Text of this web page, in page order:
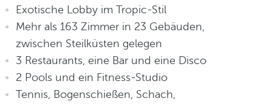
Exotische Lobby im Tropic-Stil
Mehr als 163 Zimmer in 23 Gebäuden,
zwischen Steilküsten gelegen
3 Restaurants, eine Bar und eine Disco
2 Pools und ein Fitness-Studio
Tennis, Bogenschießen, Schach,